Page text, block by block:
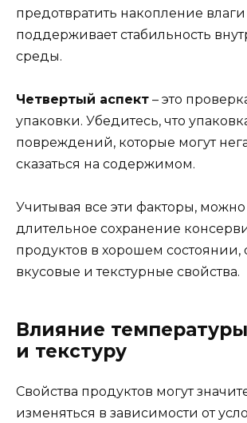
предотвратить накопление
поддерживает стабильность
среды.
Четвертый аспект – это
упаковки. Убедитесь, что
повреждений, которые могут
сказаться на содержимом.
Учитывая все эти факторы,
длительное сохранение
продуктов в хорошем состоянии,
вкусовые и текстурные свойства.
Влияние
и текстуру
Свойства продуктов могут
изменяться в зависимости от